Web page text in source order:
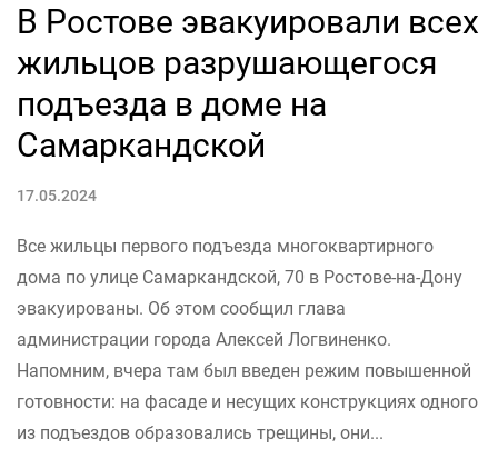
В Ростове эвакуировали всех
жильцов разрушающегося
подъезда в доме на
Самаркандской
17.05.2024
Все жильцы первого подъезда многоквартирного
дома по улице Самаркандской, 70 в Ростове-на-Дону
эвакуированы. Об этом сообщил глава
администрации города Алексей Логвиненко.
Напомним, вчера там был введен режим повышенной
готовности: на фасаде и несущих конструкциях одного
из подъездов образовались трещины, они...